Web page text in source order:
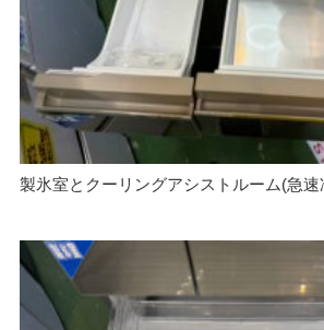
製氷室とクーリングアシストルーム(急速